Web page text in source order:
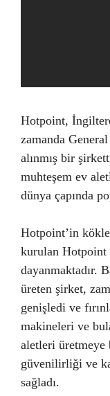
Hotpoint,
zamanda
alınmış bir
muhteşem ev
dünya çapında
Hotpoint’in
kurulan Hotpoint
dayanmaktadır.
üreten şirket,
genişledi ve
makineleri ve
aletleri üretmeye
güvenilirliği ve
sağladı.